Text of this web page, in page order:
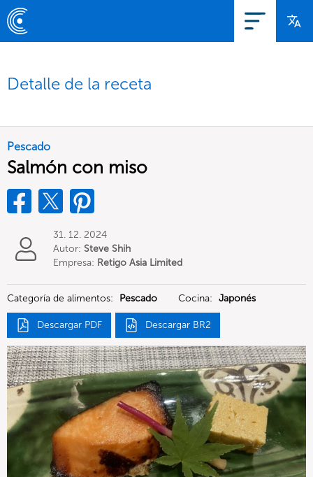
Detalle de la receta
Pescado
Salmón con miso
31. 12. 2024
Autor: Steve Shih
Empresa: Retigo Asia Limited
Categoría de alimentos: Pescado Cocina: Japonés
Descargar PDF Descargar BR2